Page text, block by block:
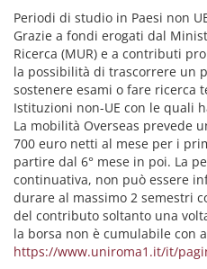
Periodi di studio in Paesi non
Grazie a fondi erogati dal
Ricerca (MUR) e a contributi
la possibilità di trascorrere un
sostenere esami o fare ricerca
Istituzioni non-UE con le quali
La mobilità Overseas prevede
700 euro netti al mese per i
partire dal 6° mese in poi. La
continuativa, non può essere
durare al massimo 2 semestri
del contributo soltanto una
la borsa non è cumulabile con
https://www.uniroma1.it/it/